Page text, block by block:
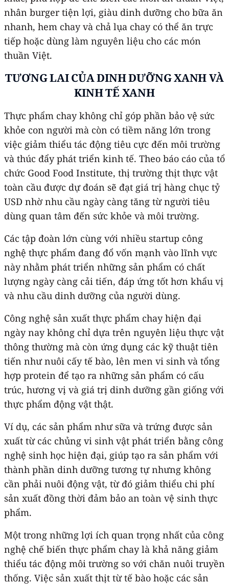
nhân burger tiện lợi, giàu dinh dưỡng cho bữa ăn
nhanh, hem chay và chả lụa chay có thể ăn trực
tiếp hoặc dùng làm nguyên liệu cho các món
thuần Việt.
TƯƠNG LAI CỦA DINH DƯỠNG XANH VÀ
KINH TẾ XANH
Thực phẩm chay không chỉ góp phần bảo vệ sức
khỏe con người mà còn có tiềm năng lớn trong
việc giảm thiểu tác động tiêu cực đến môi trường
và thúc đẩy phát triển kinh tế. Theo báo cáo của tổ
chức Good Food Institute, thị trường thịt thực vật
toàn cầu được dự đoán sẽ đạt giá trị hàng chục tỷ
USD nhờ nhu cầu ngày càng tăng từ người tiêu
dùng quan tâm đến sức khỏe và môi trường.
Các tập đoàn lớn cùng với nhiều startup công
nghệ thực phẩm đang đổ vốn mạnh vào lĩnh vực
này nhằm phát triển những sản phẩm có chất
lượng ngày càng cải tiến, đáp ứng tốt hơn khẩu vị
và nhu cầu dinh dưỡng của người dùng.
Công nghệ sản xuất thực phẩm chay hiện đại
ngày nay không chỉ dựa trên nguyên liệu thực vật
thông thường mà còn ứng dụng các kỹ thuật tiên
tiến như nuôi cấy tế bào, lên men vi sinh và tổng
hợp protein để tạo ra những sản phẩm có cấu
trúc, hương vị và giá trị dinh dưỡng gần giống với
thực phẩm động vật thật.
Ví dụ, các sản phẩm như sữa và trứng được sản
xuất từ các chủng vi sinh vật phát triển bằng công
nghệ sinh học hiện đại, giúp tạo ra sản phẩm với
thành phần dinh dưỡng tương tự nhưng không
cần phải nuôi động vật, từ đó giảm thiểu chi phí
sản xuất đồng thời đảm bảo an toàn vệ sinh thực
phẩm.
Một trong những lợi ích quan trọng nhất của công
nghệ chế biến thực phẩm chay là khả năng giảm
thiểu tác động môi trường so với chăn nuôi truyền
thống. Việc sản xuất thịt từ tế bào hoặc các sản